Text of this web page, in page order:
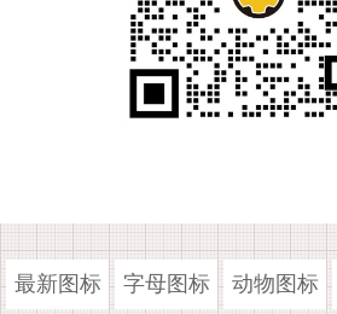
最新图标 字母图标 动物图标